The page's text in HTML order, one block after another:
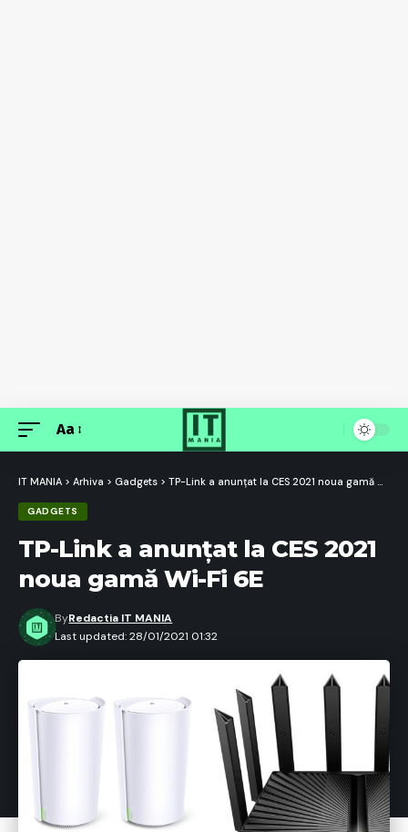
Font
Aa
IT MANIA > Arhiva > Gadgets > TP-Link a anunțat la CES 2021 noua gamă Wi-Fi 6E
GADGETS
TP-Link a anunțat la CES 2021
noua gamă Wi-Fi 6E
Last updated: 28/01/2021 01:32
ByRedactia IT MANIA